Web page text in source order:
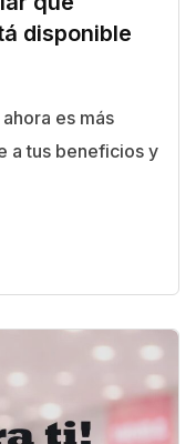
disponible
es más
a tus beneficios y